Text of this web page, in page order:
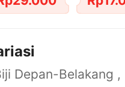
Depan-Belakang ,